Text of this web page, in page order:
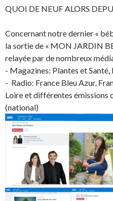
QUOI DE NEUF ALORS
Concernant notre dernier «
la sortie de « MON JARDIN
relayée par de nombreux
- Magazines: Plantes et Santé,
- Radio: France Bleu Azur,
Loire et différentes émissions
(national)